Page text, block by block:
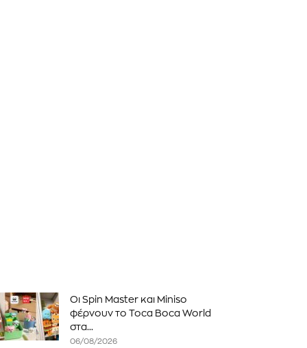
Οι Spin Master και Miniso
φέρνουν το Toca Boca World
στα...
06/08/2026